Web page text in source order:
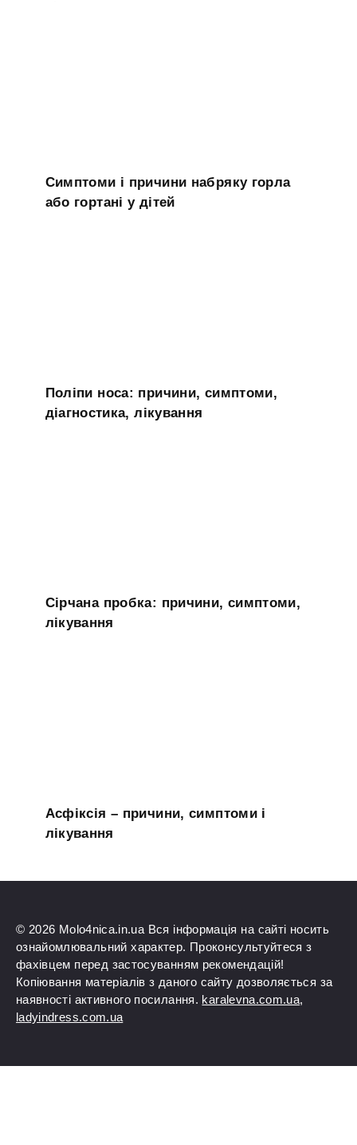
Симптоми і причини набряку горла
або гортані у дітей
Поліпи носа: причини, симптоми,
діагностика, лікування
Сірчана пробка: причини, симптоми,
лікування
Асфіксія – причини, симптоми і
лікування
© 2026 Molo4nica.in.ua Вся інформація на сайті носить
ознайомлювальний характер. Проконсультуйтеся з
фахівцем перед застосуванням рекомендацій!
Копіювання матеріалів з даного сайту дозволяється за
наявності активного посилання. karalevna.com.ua,
ladyindress.com.ua